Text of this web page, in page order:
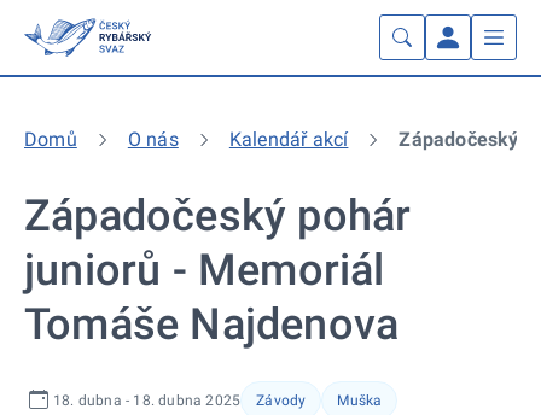
Domů O nás Kalendář akcí Západočeský
Západočeský pohár
juniorů - Memoriál
Tomáše Najdenova
18. dubna - 18. dubna 2025 Závody Muška